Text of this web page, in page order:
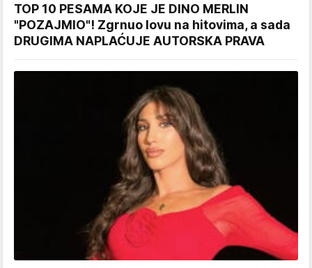
TOP 10 PESAMA KOJE JE DINO MERLIN
"POZAJMIO"! Zgrnuo lovu na hitovima, a sada
DRUGIMA NAPLAĆUJE AUTORSKA PRAVA